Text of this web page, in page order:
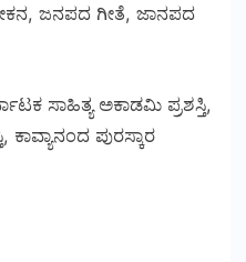
ಜನಪದ ಗೀತೆ, ಜಾನಪದ
ಸಾಹಿತ್ಯ ಅಕಾಡಮಿ ಪ್ರಶಸ್ತಿ,
ಕಾವ್ಯಾನಂದ ಪುರಸ್ಕಾರ